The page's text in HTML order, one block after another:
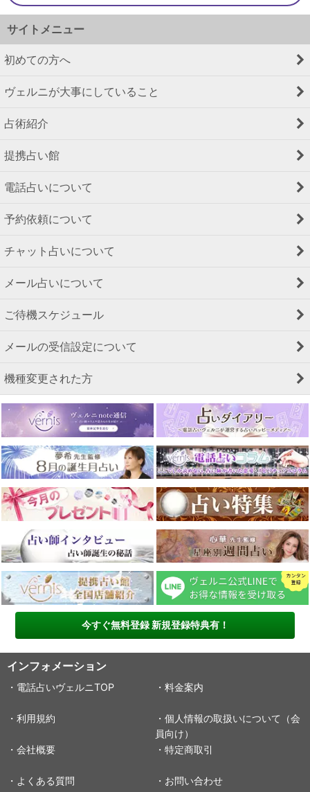
サイトメニュー
初めての方へ
ヴェルニが大事にしていること
占術紹介
提携占い館
電話占いについて
予約依頼について
チャット占いについて
メール占いについて
ご待機スケジュール
メールの受信設定について
機種変更された方
今すぐ無料登録 新規登録特典有！
インフォメーション
・電話占いヴェルニTOP ・料金案内
・利用規約
・個人情報の取扱いについて（会
員向け）
・会社概要
・特定商取引
・よくある質問 ・お問い合わせ